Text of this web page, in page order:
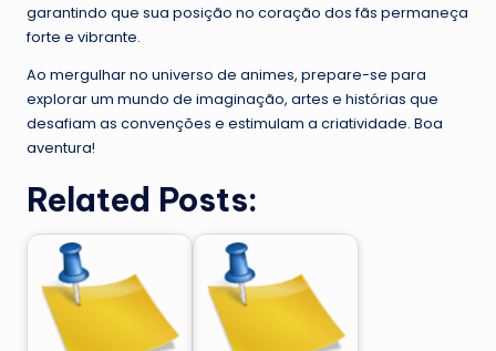
garantindo que sua posição no coração dos fãs permaneça
forte e vibrante.
Ao mergulhar no universo de animes, prepare-se para
explorar um mundo de imaginação, artes e histórias que
desafiam as convenções e estimulam a criatividade. Boa
aventura!
Related Posts: